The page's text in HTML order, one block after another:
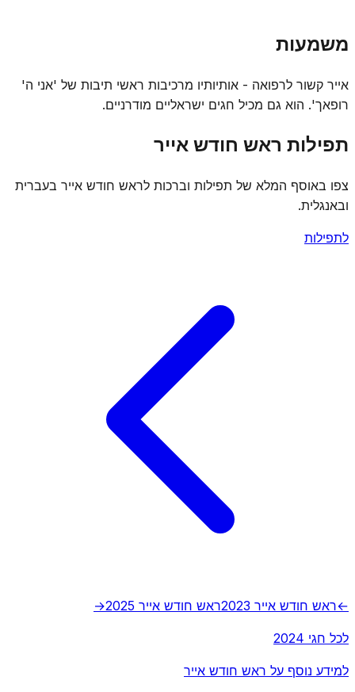
משמעות
אייר קשור לרפואה - אותיותיו מרכיבות ראשי תיבות של 'אני ה'
רופאך'. הוא גם מכיל חגים ישראליים מודרניים.
תפילות ראש חודש אייר
צפו באוסף המלא של תפילות וברכות לראש חודש אייר בעברית
ובאנגלית.
לתפילות
←ראש חודש אייר 2023 ראש חודש אייר 2025 →
לכל חגי 2024
למידע נוסף על ראש חודש אייר